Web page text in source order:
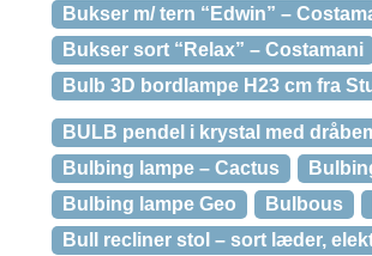
Bukser m/ tern “Edwin” –
Bukser sort “Relax” – Costamani
Bulb 3D bordlampe H23 cm fra
BULB pendel i krystal med
Bulbing lampe – Cactus
Bulbing lampe Geo
Bulbous
Bull recliner stol – sort læder,